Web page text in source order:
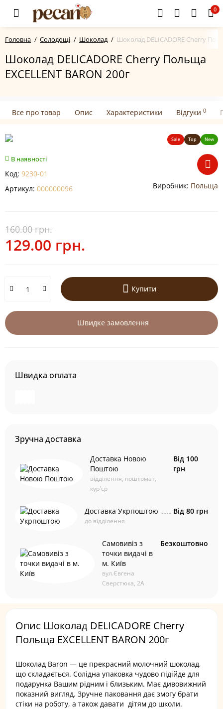
0
Головна Солодощі Шоколад Шоколад DELICADORE Cherry
Шоколад DELICADORE Cherry Польща
EXCELLENT BARON 200г
Все про товар Опис Характеристики Відгуки 0
Sale Top New
В наявності
Код: 9230-01
Артикул: 000000096 Виробник: Польща
160.00 грн.
129.00 грн.
Купити
Швидке замовлення
Швидка оплата
Зручна доставка
Доставка Новою
Поштою
відділення, поштомат,
кур'єр
Від 100
грн
Доставка Укрпоштою
до відділення
Від 80 грн
Самовивіз з
точки видачі в
м. Київ
вул.Євгена
Сверстюка, 2А
Безкоштовно
Опис Шоколад DELICADORE Cherry
Польща EXCELLENT BARON 200г
Шоколад Baron — це прекрасний молочний шоколад,
що складається. Солідна упаковка чудово підійде для
подарунка Вашим рідним і близьким. Має дивовижний
показний вигляд. Зручне паковання дає змогу брати
стіки на роботу, а також давати дітям до школи.